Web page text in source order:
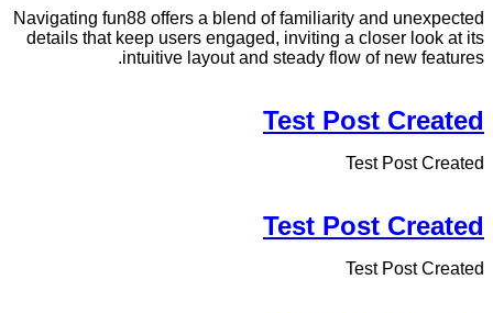
Navigating fun88 offers a blend of familiarity and unexpected
details that keep users engaged, inviting a closer look at its
intuitive layout and steady flow of new features.
Test Post Created
Test Post Created
Test Post Created
Test Post Created